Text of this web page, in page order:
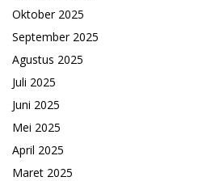
Oktober 2025
September 2025
Agustus 2025
Juli 2025
Juni 2025
Mei 2025
April 2025
Maret 2025